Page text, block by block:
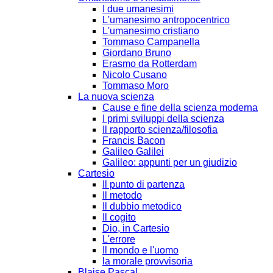
I due umanesimi
L'umanesimo antropocentrico
L'umanesimo cristiano
Tommaso Campanella
Giordano Bruno
Erasmo da Rotterdam
Nicolo Cusano
Tommaso Moro
La nuova scienza
Cause e fine della scienza moderna
I primi sviluppi della scienza
Il rapporto scienza/filosofia
Francis Bacon
Galileo Galilei
Galileo: appunti per un giudizio
Cartesio
Il punto di partenza
Il metodo
Il dubbio metodico
Il cogito
Dio, in Cartesio
L'errore
Il mondo e l'uomo
la morale provvisoria